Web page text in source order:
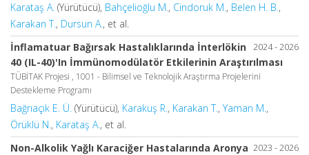
Karataş A. (Yürütücü), Bahçelioğlu M. , Cindoruk M. , Belen H. B. ,
Karakan T., Dursun A. , et al.
2024 - 2026
İnflamatuar Bağırsak Hastalıklarında İnterlökin
40 (IL-40)'In İmmünomodülatör Etkilerinin Araştırılması
TÜBİTAK Projesi , 1001 - Bilimsel ve Teknolojik Araştırma Projelerini
Destekleme Programı
Bağrıaçık E. Ü. (Yürütücü), Karakuş R. , Karakan T., Yaman M. ,
Örüklü N. , Karataş A. , et al.
2023 - 2026
Non-Alkolik Yağlı Karaciğer Hastalarında Aronya